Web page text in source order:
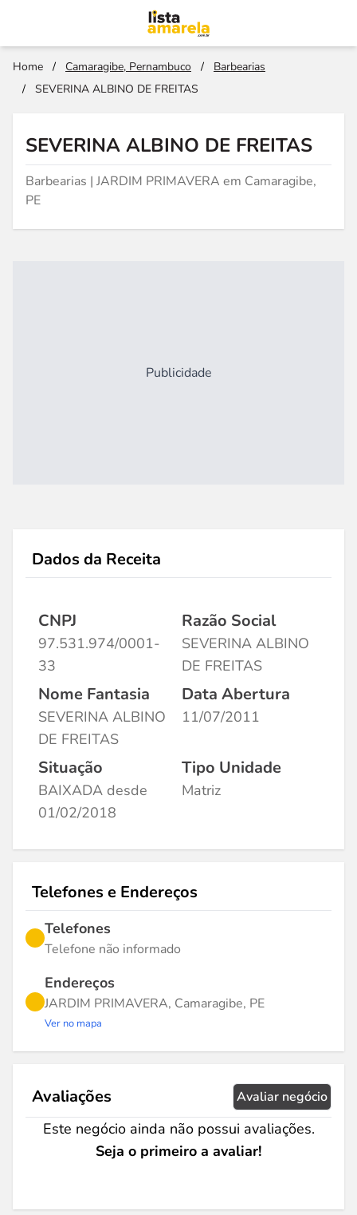
Home / Camaragibe, Pernambuco /
Barbearias
/
SEVERINA ALBINO DE FREITAS
SEVERINA ALBINO DE FREITAS
Barbearias | JARDIM PRIMAVERA em Camaragibe,
PE
Publicidade
Dados da Receita
CNPJ
97.531.974/0001-
33
Razão Social
SEVERINA ALBINO
DE FREITAS
Nome Fantasia
SEVERINA ALBINO
DE FREITAS
Data Abertura
11/07/2011
Situação
BAIXADA desde
01/02/2018
Tipo Unidade
Matriz
Telefones e Endereços
Telefones
Telefone não informado
Endereços
JARDIM PRIMAVERA, Camaragibe, PE
Ver no mapa
Avaliações Avaliar negócio
Este negócio ainda não possui avaliações.
Seja o primeiro a avaliar!